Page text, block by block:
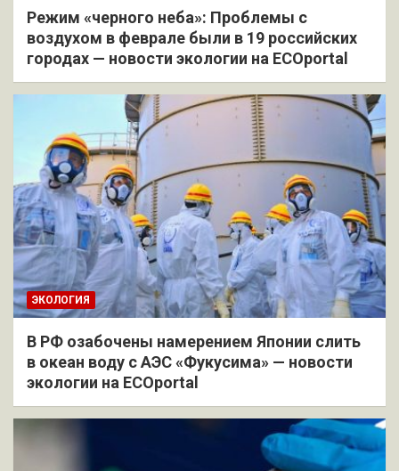
Режим «черного неба»: Проблемы с
воздухом в феврале были в 19 российских
городах — новости экологии на ECOportal
ЭКОЛОГИЯ
В РФ озабочены намерением Японии слить
в океан воду с АЭС «Фукусима» — новости
экологии на ECOportal